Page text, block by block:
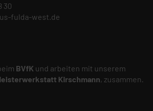
30
fulda-west.de
BVfK und arbeiten mit unserem
Kirschmann, zusammen.